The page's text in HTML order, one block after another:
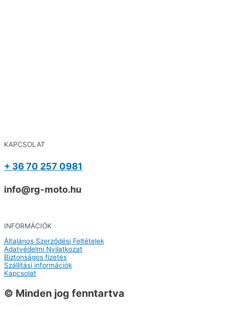
KAPCSOLAT
+ 36 70 257 0981
info@rg-moto.hu
INFORMÁCIÓK
Általános Szerződési Feltételek
Adatvédelmi Nyilatkozat
Biztonságos fizetés
Szállítási információk
Kapcsolat
© Minden jog fenntartva